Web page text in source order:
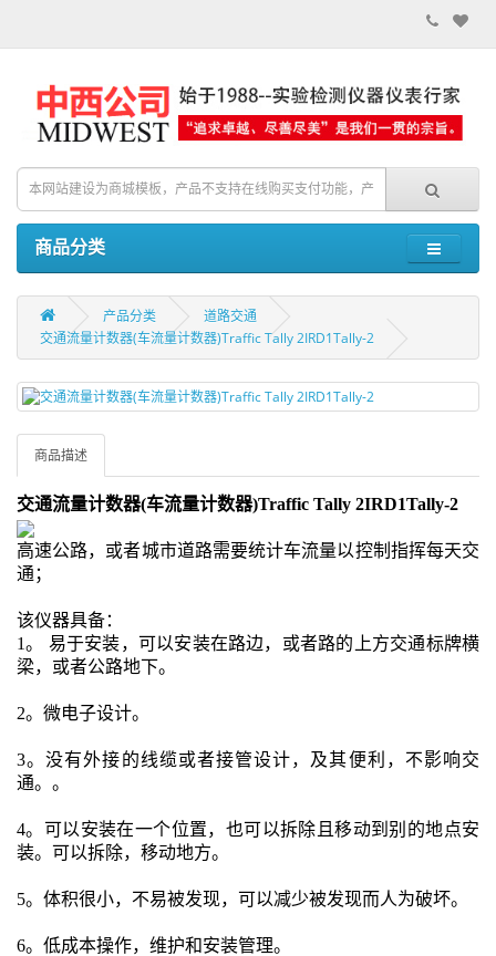
商品分类
产品分类
道路交通
交通流量计数器(车流量计数器)Traffic Tally 2IRD1Tally-2
商品描述
交通流量计数器(车流量计数器)Traffic Tally 2IRD1Tally-2
高速公路，或者城市道路需要统计车流量以控制指挥每天交
通；
该仪器具备：
1。 易于安装，可以安装在路边，或者路的上方交通标牌横
梁，或者公路地下。
2。微电子设计。
3。没有外接的线缆或者接管设计，及其便利，不影响交
通。。
4。可以安装在一个位置，也可以拆除且移动到别的地点安
装。可以拆除，移动地方。
5。体积很小，不易被发现，可以减少被发现而人为破坏。
6。低成本操作，维护和安装管理。